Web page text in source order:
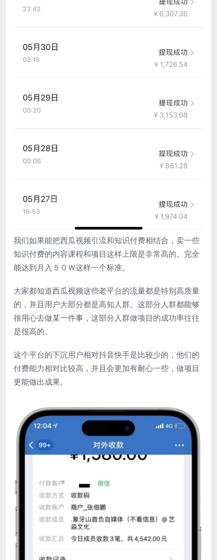
我们如果能把西瓜视频引流和知识付费相结合，卖一些
知识付费的内容课程和项目这样上限是非常高的。完全
能达到月入５０Ｗ这样一个标准。
大家都知道西瓜视频这些老平台的流量都是特别高质量
的，并且用户大部分都是高知人群。这部分人群都能够
很用心去做某一件事，这部分人群做项目的成功率往往
是很高的。
这个平台的下沉用户相对抖音快手是比较少的，他们的
付费能力相对比较高，并且会更加有耐心一些，做项目
更能做出成果。